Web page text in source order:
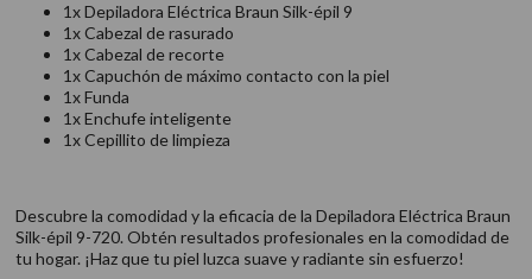
1x Depiladora Eléctrica Braun Silk-épil 9
1x Cabezal de rasurado
1x Cabezal de recorte
1x Capuchón de máximo contacto con la piel
1x Funda
1x Enchufe inteligente
1x Cepillito de limpieza
Descubre la comodidad y la eficacia de la Depiladora Eléctrica Braun
Silk-épil 9-720. Obtén resultados profesionales en la comodidad de
tu hogar. ¡Haz que tu piel luzca suave y radiante sin esfuerzo!